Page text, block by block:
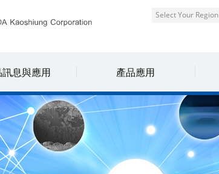
Select Your Region
息與應用 產品應用